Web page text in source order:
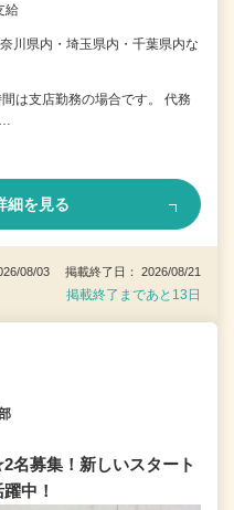
給
川県内・埼玉県内・千葉県内な
は支店勤務の場合です。 代務
細を見る
08/03 掲載終了日： 2026/08/21
掲載終了まであと13日
名募集！新しいスタート
中！